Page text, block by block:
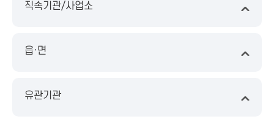
직속기관/사업소
읍·면
유관기관